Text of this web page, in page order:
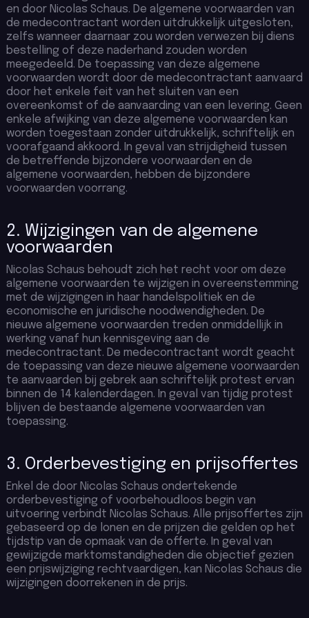
en door Nicolas Schaus. De algemene voorwaarden van
de medecontractant worden uitdrukkelijk uitgesloten,
zelfs wanneer daarnaar zou worden verwezen bij diens
bestelling of deze naderhand zouden worden
meegedeeld. De toepassing van deze algemene
voorwaarden wordt door de medecontractant aanvaard
door het enkele feit van het sluiten van een
overeenkomst of de aanvaarding van een levering. Geen
enkele afwijking van deze algemene voorwaarden kan
worden toegestaan zonder uitdrukkelijk, schriftelijk en
voorafgaand akkoord. In geval van strijdigheid tussen
de betreffende bijzondere voorwaarden en de
algemene voorwaarden, hebben de bijzondere
voorwaarden voorrang.
2. Wijzigingen van de algemene
voorwaarden
Nicolas Schaus behoudt zich het recht voor om deze
algemene voorwaarden te wijzigen in overeenstemming
met de wijzigingen in haar handelspolitiek en de
economische en juridische noodwendigheden. De
nieuwe algemene voorwaarden treden onmiddellijk in
werking vanaf hun kennisgeving aan de
medecontractant. De medecontractant wordt geacht
de toepassing van deze nieuwe algemene voorwaarden
te aanvaarden bij gebrek aan schriftelijk protest ervan
binnen de 14 kalenderdagen. In geval van tijdig protest
blijven de bestaande algemene voorwaarden van
toepassing.
3. Orderbevestiging en prijsoffertes
Enkel de door Nicolas Schaus ondertekende
orderbevestiging of voorbehoudloos begin van
uitvoering verbindt Nicolas Schaus. Alle prijsoffertes zijn
gebaseerd op de lonen en de prijzen die gelden op het
tijdstip van de opmaak van de offerte. In geval van
gewijzigde marktomstandigheden die objectief gezien
een prijswijziging rechtvaardigen, kan Nicolas Schaus die
wijzigingen doorrekenen in de prijs.